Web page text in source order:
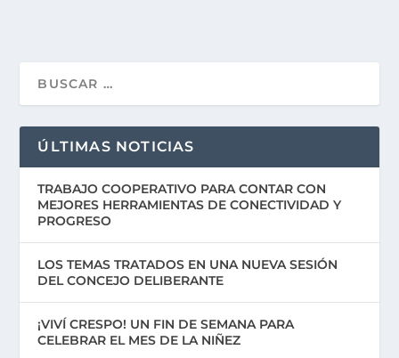
ÚLTIMAS NOTICIAS
TRABAJO COOPERATIVO PARA CONTAR CON
MEJORES HERRAMIENTAS DE CONECTIVIDAD Y
PROGRESO
LOS TEMAS TRATADOS EN UNA NUEVA SESIÓN
DEL CONCEJO DELIBERANTE
¡VIVÍ CRESPO! UN FIN DE SEMANA PARA
CELEBRAR EL MES DE LA NIÑEZ